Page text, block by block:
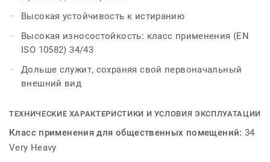
использования фталатов и основано на
альтернативных пластификаторов, которые могут
использоваться для производства детских игрушек,
упаковки для еды и медицинского оборудования.
Продукт получил украинские и международные
сертификаты соответствия, подтверждающие его
Высокая устойчивость к истиранию
Высокая износостойкость: класс применения (EN
ISO 10582) 34/43
Дольше служит, сохраняя свой первоначальный
внешний вид
ТЕХНИЧЕСКИЕ ХАРАКТЕРИСТИКИ И УСЛОВИЯ ЭКСПЛУАТАЦИИ
Класс применения для общественных помещений:34
Very Heavy